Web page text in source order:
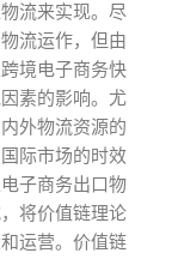
流来实现。尽
流运作，但由
境电子商务快
素的影响。尤
外物流资源的
际市场的时效
子商务出口物
将价值链理论
运营。价值链